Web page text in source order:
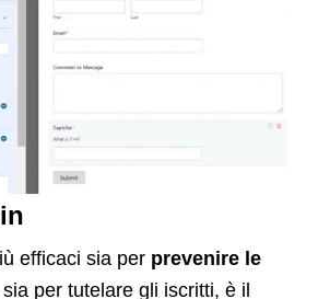
efficaci sia per prevenire le
sia per tutelare gli iscritti, è il